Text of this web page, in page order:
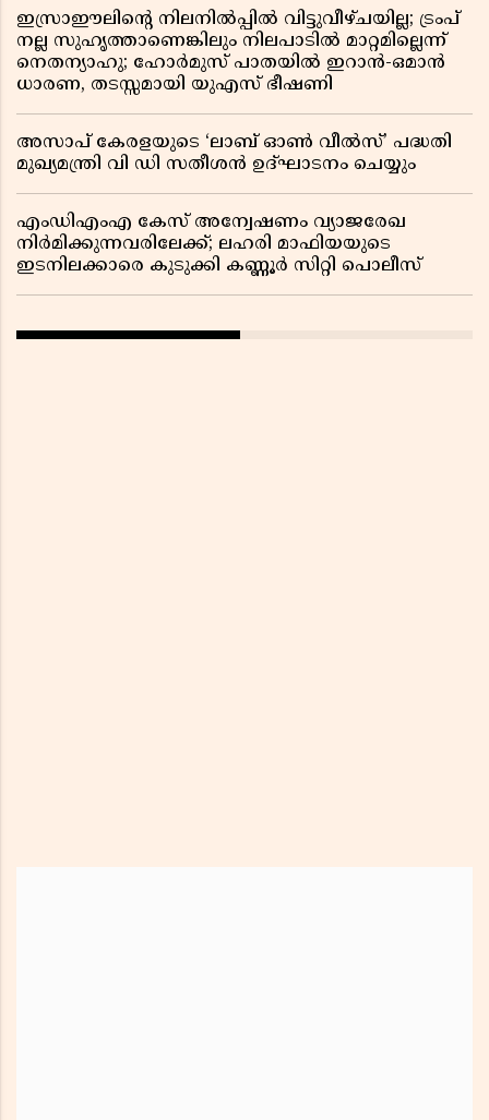
ഇസ്രാഈലിന്റെ നിലനിൽപ്പിൽ വിട്ടുവീഴ്ചയില്ല; ട്രംപ്
നല്ല സുഹൃത്താണെങ്കിലും നിലപാടിൽ മാറ്റമില്ലെന്ന്
നെതന്യാഹു; ഹോർമുസ് പാതയിൽ ഇറാൻ-ഒമാൻ
ധാരണ, തടസ്സമായി യുഎസ് ഭീഷണി
അസാപ് കേരളയുടെ ‘ലാബ് ഓൺ വീൽസ്’ പദ്ധതി
മുഖ്യമന്ത്രി വി ഡി സതീശൻ ഉദ്ഘാടനം ചെയ്യും
എംഡിഎംഎ കേസ് അന്വേഷണം വ്യാജരേഖ
നിർമിക്കുന്നവരിലേക്ക്; ലഹരി മാഫിയയുടെ
ഇടനിലക്കാരെ കുടുക്കി കണ്ണൂർ സിറ്റി പൊലീസ്